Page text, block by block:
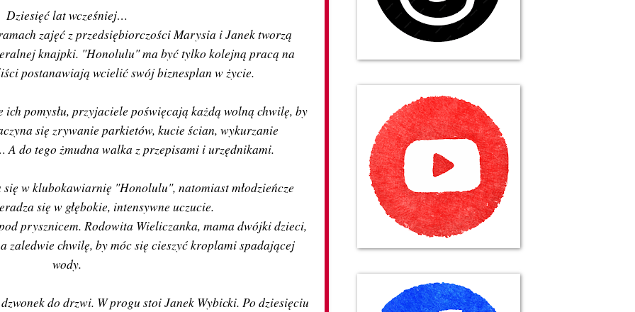
Dziesięć lat wcześniej…
zajęć z przedsiębiorczości Marysia i Janek tworzą
knajpki. "Honolulu" ma być tylko kolejną pracą na
postanawiają wcielić swój biznesplan w życie.
pomysłu, przyjaciele poświęcają każdą wolną chwilę, by
się zrywanie parkietów, kucie ścian, wykurzanie
A do tego żmudna walka z przepisami i urzędnikami.
w klubokawiarnię "Honolulu", natomiast młodzieńcze
się w głębokie, intensywne uczucie.
prysznicem. Rodowita Wieliczanka, mama dwójki dzieci,
zaledwie chwilę, by móc się cieszyć kroplami spadającej
wody.
do drzwi. W progu stoi Janek Wybicki. Po dziesięciu